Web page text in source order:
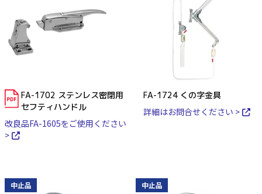
FA-1702 ステンレス密閉用
セフティハンドル
改良品FA-1605をご使用ください
>
FA-1724 くの字金具
詳細はお問合せください >
中止品 中止品